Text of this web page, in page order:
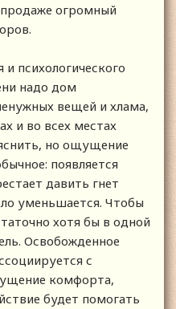
огромный
психологического
надо дом
вещей и хлама,
и во всех местах
но ощущение
появляется
давить гнет
уменьшается. Чтобы
хотя бы в одной
Освобожденное
с
комфорта,
будет помогать